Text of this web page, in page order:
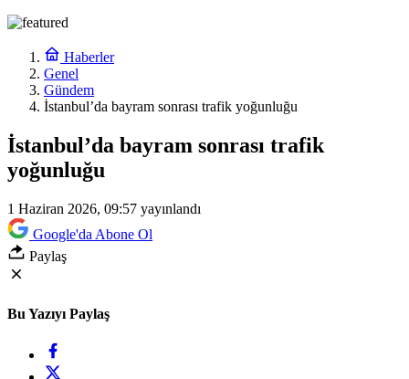
Haberler
Genel
Gündem
İstanbul’da bayram sonrası trafik yoğunluğu
İstanbul’da bayram sonrası trafik
yoğunluğu
1 Haziran 2026, 09:57 yayınlandı
Google'da Abone Ol
Paylaş
Bu Yazıyı Paylaş